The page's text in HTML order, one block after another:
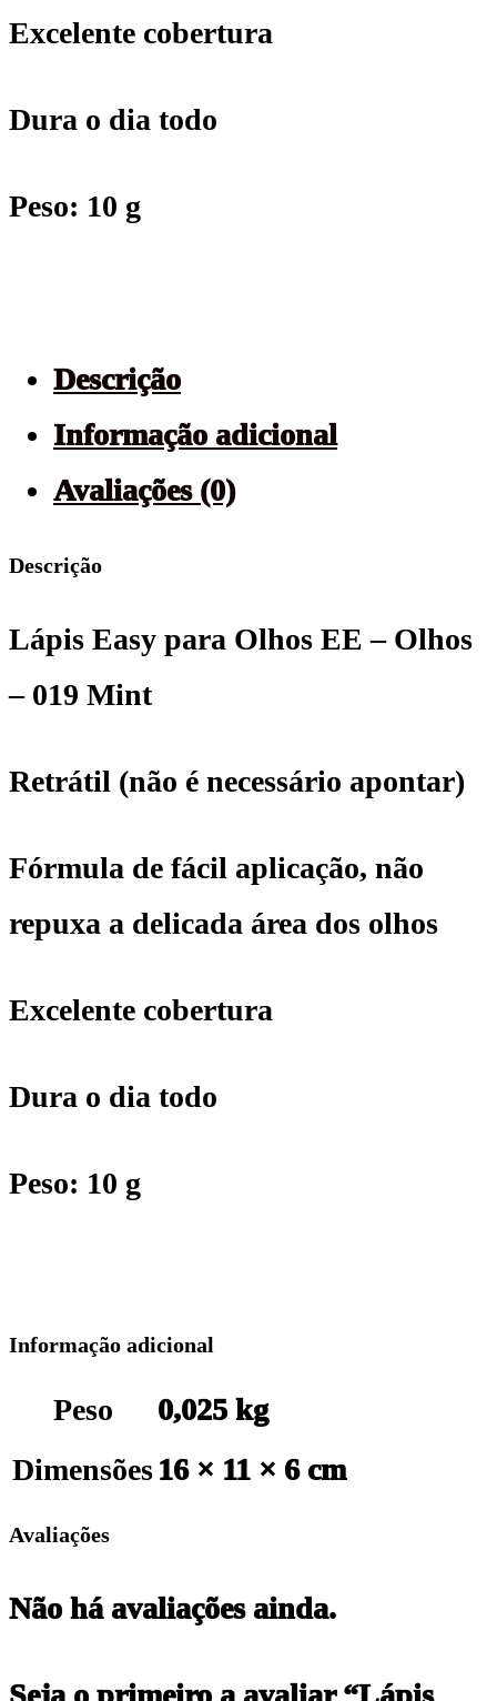
Mint
Excelente cobertura
Dura o dia todo
Peso: 10 g
Descrição
Informação adicional
Avaliações (0)
Descrição
Lápis Easy para Olhos EE – Olhos
– 019 Mint
Retrátil (não é necessário apontar)
Fórmula de fácil aplicação, não
repuxa a delicada área dos olhos
Excelente cobertura
Dura o dia todo
Peso: 10 g
Informação adicional
Peso
0,025 kg
Dimensões16 × 11 × 6 cm
Avaliações
Não há avaliações ainda.